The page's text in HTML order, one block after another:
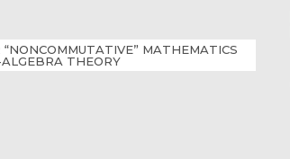
MATHEMATICS
THEORY